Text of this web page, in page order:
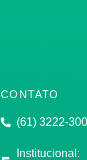
CONTATO
(61) 3222-
Institucional: